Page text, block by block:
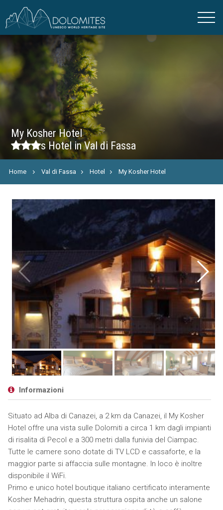
My Kosher Hotel
sHotel in Val di Fassa
Home Val di Fassa Hotel My Kosher Hotel
Informazioni
Situato ad Alba di Canazei, a 2 km da Canazei, il My Kosher
Hotel offre una vista sulle Dolomiti a circa 1 km dagli impianti
di risalita di Pecol e a 300 metri dalla funivia del Ciampac.
Tutte le camere sono dotate di TV LCD e cassaforte, e la
maggior parte si affaccia sulle montagne. In loco è inoltre
disponibile il WiFi.
Primo e unico hotel boutique italiano certificato interamente
Kosher Mehadrin, questa struttura ospita anche un salone